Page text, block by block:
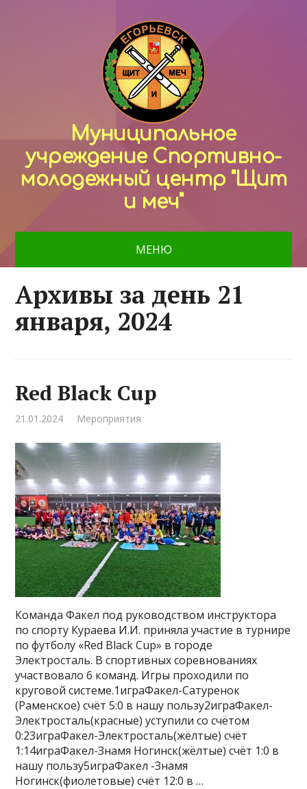
Муниципальное
учреждение Спортивно-
молодежный центр "Щит
и меч"
МЕНЮ
Архивы за день 21
января, 2024
Red Black Cup
21.01.2024 Мероприятия
Команда Факел под руководством инструктора
по спорту Кураева И.И. приняла участие в турнире
по футболу «Red Black Cup» в городе
Электросталь. В спортивных соревнованиях
участвовало 6 команд. Игры проходили по
круговой системе.1играФакел-Сатуренок
(Раменское) счёт 5:0 в нашу пользу2играФакел-
Электросталь(красные) уступили со счётом
0:23играФакел-Электросталь(жёлтые) счёт
1:14играФакел-Знамя Ногинск(жёлтые) счёт 1:0 в
нашу пользу5играФакел -Знамя
Ногинск(фиолетовые) счёт 12:0 в …